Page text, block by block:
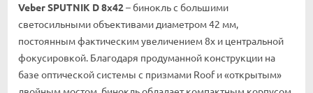
Veber SPUTNIK D 8х42– бинокль с большими
светосильными объективами диаметром 42 мм,
постоянным фактическим увеличением 8х и центральной
фокусировкой. Благодаря продуманной конструкции на
базе оптической системы с призмами Roof и «открытым»